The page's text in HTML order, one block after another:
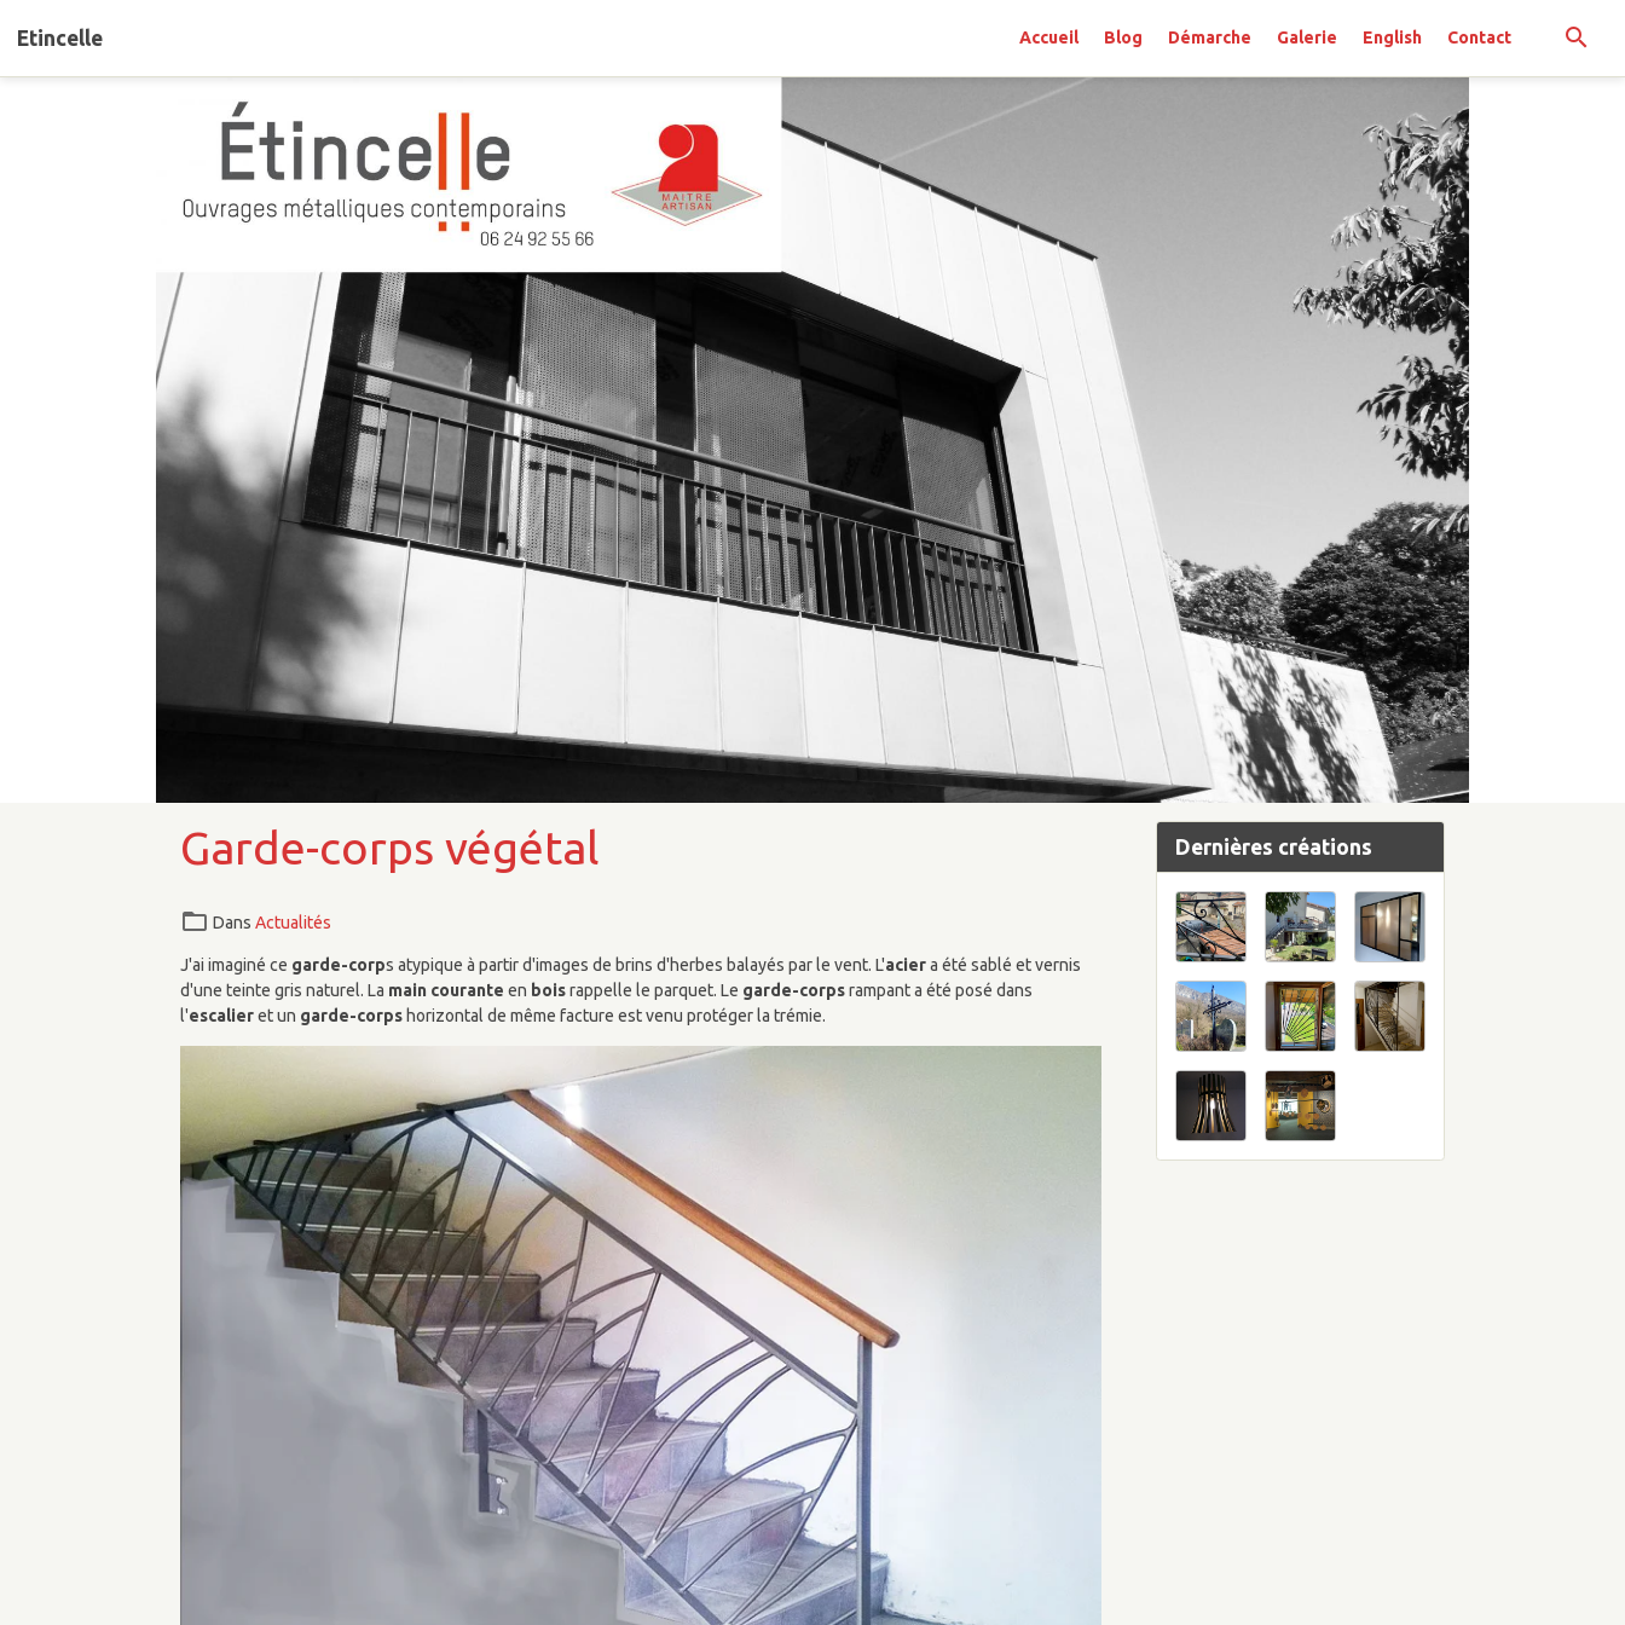
Etincelle Accueil Blog Démarche Galerie English Contact
Garde-corps végétal
DansActualités
J'ai imaginé ce garde-corps atypique à partir d'images de brins d'herbes balayés par le vent. L'aciera été sablé et vernis
d'une teinte gris naturel. La main courante en boisrappelle le parquet. Le garde-corpsrampant a été posé dans
l'escalieret un garde-corps horizontal de même facture est venu protéger la trémie.
Dernières créations